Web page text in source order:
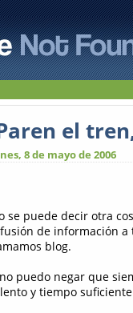
el
8 de mayo de 2006
se puede decir otra
de información a
blog.
puedo negar que
y tiempo